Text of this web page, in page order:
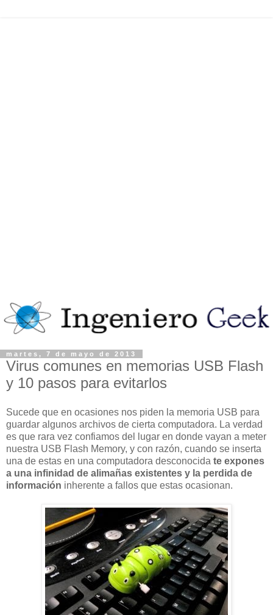
martes, 7 de mayo de 2013
Virus comunes en memorias USB Flash
y 10 pasos para evitarlos
Sucede que en ocasiones nos piden la memoria USB para
guardar algunos archivos de cierta computadora. La verdad
es que rara vez confiamos del lugar en donde vayan a meter
nuestra USB Flash Memory, y con razón, cuando se inserta
una de estas en una computadora desconocida te expones
a una infinidad de alimañas existentes y la perdida de
información inherente a fallos que estas ocasionan.